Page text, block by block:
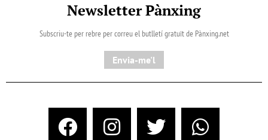
Newsletter Pànxing
Subscriu-te per rebre per correu el butlletí gratuït de Pànxing.net​
Envia-me'l